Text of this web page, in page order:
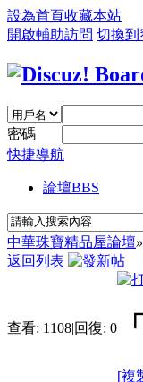
設為首頁收藏本站
開啟輔助訪問 切換到
密碼
快捷導航
論壇BBS
中華珠寶精品屋論壇»
返回列表
查看: 1108|回復: 0
[複